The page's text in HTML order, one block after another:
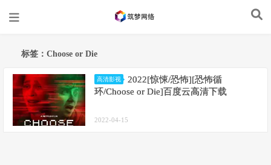
标签：Choose or Die
高清影视
2022[惊悚/恐怖][恐怖循
环/Choose or Die]百度云高清下载
2022-04-15